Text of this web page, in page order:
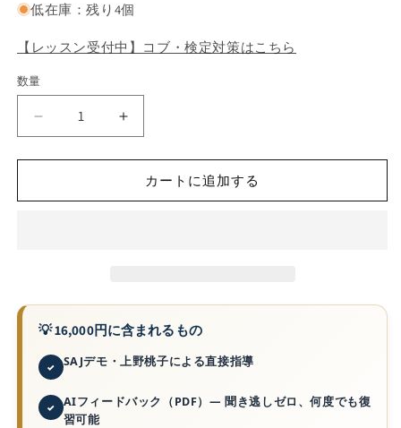
低在庫：残り4個
【レッスン受付中】コブ・検定対策はこちら
数量
の
ス
キ
ー
レ
【ス
の
ス
キ
レ
カートに追加する
💡 16,000円に含まれるもの
SAJデモ・上野桃子による直接指導
AIフィードバック（PDF）— 聞き逃しゼロ、何度でも復
習可能